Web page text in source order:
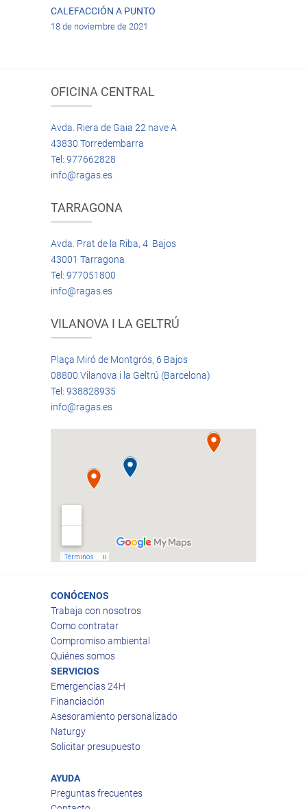
CALEFACCIÓN A PUNTO
18 de noviembre de 2021
OFICINA CENTRAL
Avda. Riera de Gaia 22 nave A
43830 Torredembarra
Tel: 977662828
info@ragas.es
TARRAGONA
Avda. Prat de la Riba, 4 Bajos
43001 Tarragona
Tel: 977051800
info@ragas.es
VILANOVA I LA GELTRÚ
Plaça Miró de Montgrós, 6 Bajos
08800 Vilanova i la Geltrú (Barcelona)
Tel: 938828935
info@ragas.es
CONÓCENOS
Trabaja con nosotros
Como contratar
Compromiso ambiental
Quiénes somos
SERVICIOS
Emergencias 24H
Financiación
Asesoramiento personalizado
Naturgy
Solicitar presupuesto
AYUDA
Preguntas frecuentes